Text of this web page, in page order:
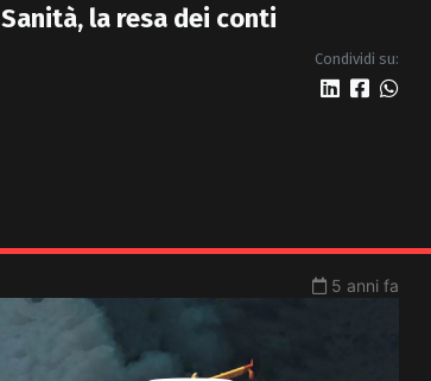
Sanità, la resa dei conti
Condividi su:
5 anni fa